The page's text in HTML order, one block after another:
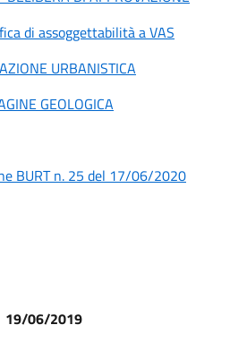
di assoggettabilità a VAS
URBANISTICA
GEOLOGICA
BURT n. 25 del 17/06/2020
19/06/2019